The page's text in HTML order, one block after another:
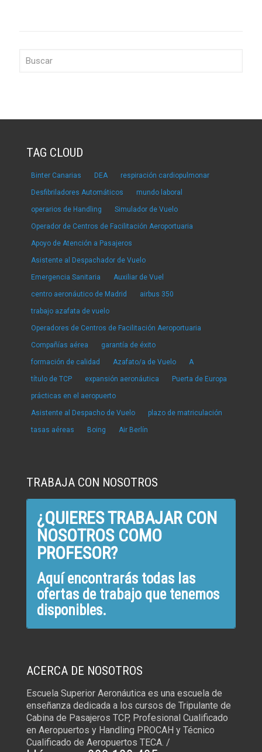
TAG CLOUD
Binter Canarias DEA respiración cardiopulmonar
Desfibriladores Automáticos mundo laboral
operarios de Handling Simulador de Vuelo
Operador de Centros de Facilitación Aeroportuaria
Apoyo de Atención a Pasajeros
Asistente al Despachador de Vuelo
Emergencia Sanitaria Auxiliar de Vuel
centro aeronáutico de Madrid airbus 350
trabajo azafata de vuelo
Operadores de Centros de Facilitación Aeroportuaria
Compañías aérea garantía de éxito
formación de calidad Azafato/a de Vuelo A
título de TCP expansión aeronáutica Puerta de Europa
prácticas en el aeropuerto
Asistente al Despacho de Vuelo plazo de matriculación
tasas aéreas Boing Air Berlín
TRABAJA CON NOSOTROS
¿QUIERES TRABAJAR CON
NOSOTROS COMO
PROFESOR?
Aquí encontrarás todas las
ofertas de trabajo que tenemos
disponibles.
ACERCA DE NOSOTROS
Escuela Superior Aeronáutica es una escuela de
enseñanza dedicada a los cursos de Tripulante de
Cabina de Pasajeros TCP, Profesional Cualificado
en Aeropuertos y Handling PROCAH y Técnico
Cualificado de Aeropuertos TECA. /